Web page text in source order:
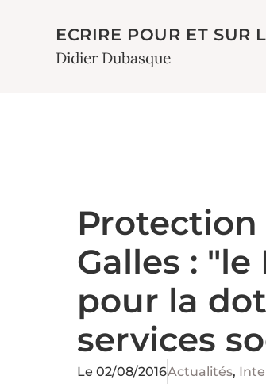
ECRIRE POUR ET SUR
Didier Dubasque
Protection
Galles :
pour la
services
Le 02/08/2016Actualités,